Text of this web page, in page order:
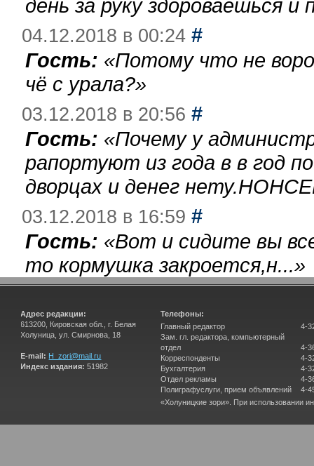
день за руку здороваешься
04.12.2018 в 00:24 #
Гость: «Потому что не
чё с урала?»
03.12.2018 в 20:56 #
Гость: «Почему у
рапортуют из года в в год
дворцах и денег
03.12.2018 в 16:59 #
Гость: «Вот и сидите вы
то кормушка закроется,н...»
Адрес редакции:
613200, Кировская обл., г. Белая
Холуница, ул. Смирнова, 18
E-mail: H_zori@mail.ru
Индекс издания: 51982
Телефоны:
Главный редактор
Зам. гл. редактора, компьютерный
отдел
Корреспонденты
Бухгалтерия
Отдел рекламы
Полиграфуслуги, прием объявлений
4-
4-
4-
4-
4-
4-
«Холуницкие зори». При использовании